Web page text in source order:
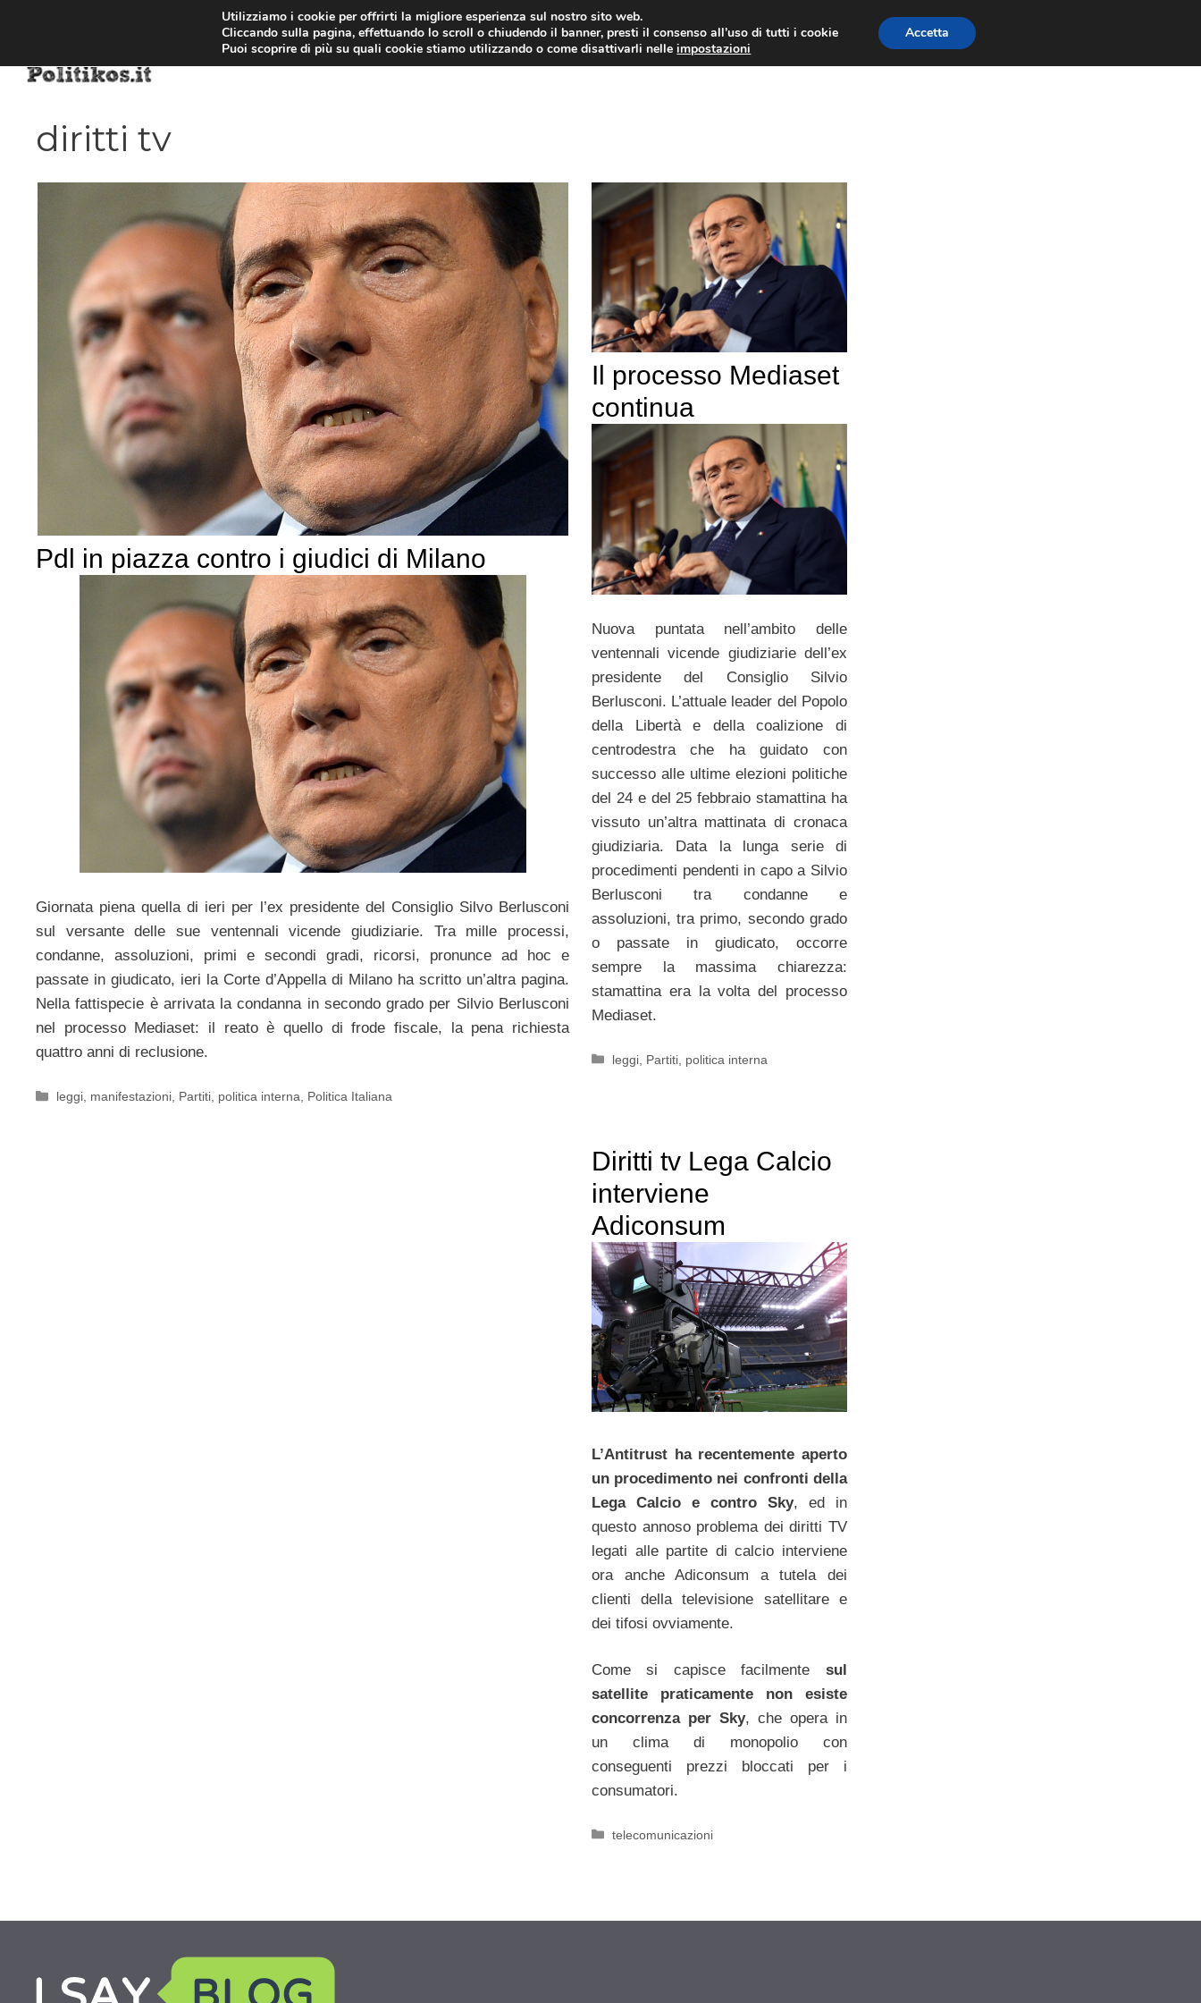
AMMINISTRAZIONE PUBBLICA ECONOMIA EUROPEA ECONOMIA ITALIANA
diritti tv
Pdl in piazza contro i giudici di Milano
Giornata piena quella di ieri per l’ex presidente del Consiglio Silvo Berlusconi
sul versante delle sue ventennali vicende giudiziarie. Tra mille processi,
condanne, assoluzioni, primi e secondi gradi, ricorsi, pronunce ad hoc e
passate in giudicato, ieri la Corte d’Appella di Milano ha scritto un’altra pagina.
Nella fattispecie è arrivata la condanna in secondo grado per Silvio Berlusconi
nel processo Mediaset: il reato è quello di frode fiscale, la pena richiesta
quattro anni di reclusione.
Categorie
leggi manifestazioni Partiti politica interna Politica Italiana
Il processo Mediaset
continua
Nuova puntata nell’ambito delle
ventennali vicende giudiziarie dell’ex
presidente del Consiglio Silvio
Berlusconi. L’attuale leader del Popolo
della Libertà e della coalizione di
centrodestra che ha guidato con
successo alle ultime elezioni politiche
del 24 e del 25 febbraio stamattina ha
vissuto un’altra mattinata di cronaca
giudiziaria. Data la lunga serie di
procedimenti pendenti in capo a Silvio
Berlusconi tra condanne e
assoluzioni, tra primo, secondo grado
o passate in giudicato, occorre
sempre la massima chiarezza:
stamattina era la volta del processo
Mediaset.
Categorie
leggi Partiti politica interna
Diritti tv Lega Calcio
interviene
Adiconsum
L’Antitrust ha recentemente aperto
un procedimento nei confronti della
Lega Calcio e contro Sky, ed in
questo annoso problema dei diritti TV
legati alle partite di calcio interviene
ora anche Adiconsum a tutela dei
clienti della televisione satellitare e
dei tifosi ovviamente.
Come si capisce facilmente sul
satellite praticamente non esiste
concorrenza per Sky, che opera in
un clima di monopolio con
conseguenti prezzi bloccati per i
consumatori.
Categorie
telecomunicazioni
Utilizziamo i cookie per offrirti la migliore esperienza sul nostro sito web.
Cliccando sulla pagina, effettuando lo scroll o chiudendo il banner, presti il consenso all’uso di tutti i cookie
Puoi scoprire di più su quali cookie stiamo utilizzando o come disattivarli nelleimpostazioni
Accetta